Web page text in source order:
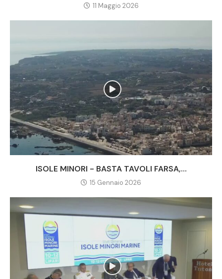
11 Maggio 2026
ISOLE MINORI - BASTA TAVOLI FARSA,...
15 Gennaio 2026